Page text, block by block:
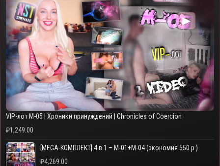
▶
VIP-лот M-05 | Хроники принуждений | Chronicles of Coercion
₽1,249.00
[MEGA-КОМПЛЕКТ] 4 в 1 – M-01+M-04 (экономия 550 р.)
₽4,269.00